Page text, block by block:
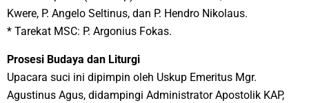
Kwere, P. Angelo Seltinus, dan P. Hendro Nikolaus.
* ​Tarekat MSC: P. Argonius Fokas.
​Prosesi Budaya dan Liturgi
​Upacara suci ini dipimpin oleh Uskup Emeritus Mgr.
Agustinus Agus, didampingi Administrator Apostolik KAP,